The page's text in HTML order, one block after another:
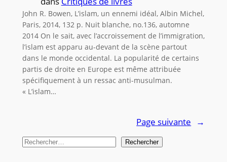
John R. Bowen, L’islam, un ennemi idéal, Albin Michel,
Paris, 2014, 132 p. Nuit blanche, no.136, automne
2014 On le sait, avec l’accroissement de l’immigration,
l’islam est apparu au-devant de la scène partout
dans le monde occidental. La popularité de certains
partis de droite en Europe est même attribuée
spécifiquement à un ressac anti-musulman.
« L’islam…
Page suivante
→
R
Rechercher